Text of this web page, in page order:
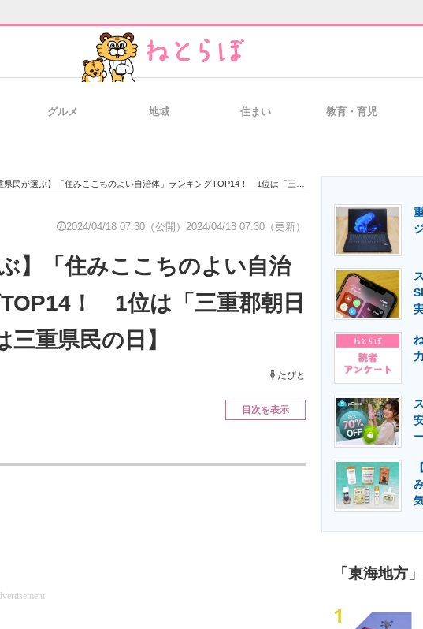
経営リーダーのコミュニティ
製造業のIT導入・活用を支援
エネルギーの専門メディア
グルメ 地域 住まい 教育・育児
民が選ぶ】「住みここちのよい自治体」ランキングTOP14！ 1位は「三重郡朝日町」【4月18日は三重県民の日】
2024/04/18 07:30（公開） 2024/04/18 07:30（更新）
】「住みここちのよい自治
！ 1位は「三重郡朝日
重県民の日】
たびと
目次を表示
「東海地方
1